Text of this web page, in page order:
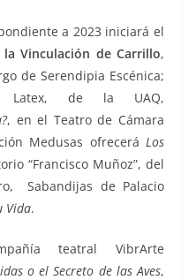
a 2023 iniciará el
la Vinculación de Carrillo,
de Serendipia Escénica;
Latex, de la UAQ,
, en el Teatro de Cámara
Medusas ofrecerá Los
“Francisco Muñoz”, del
Sabandijas de Palacio
Vida.
teatral VibrArte
o el Secreto de las Aves,